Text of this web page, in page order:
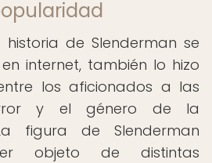
de Slenderman se
internet, también lo hizo
los aficionados a las
y el género de la
figura de Slenderman
objeto de distintas